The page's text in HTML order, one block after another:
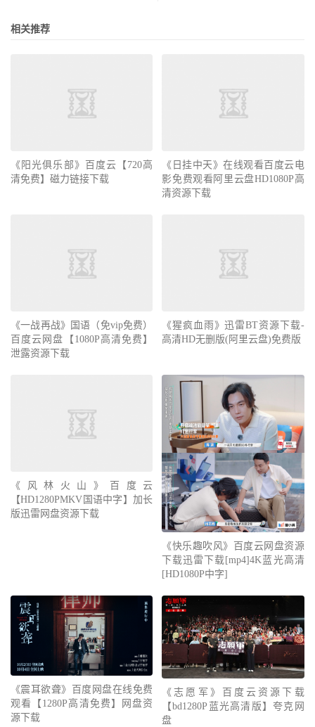
相关推荐
《阳光俱乐部》百度云【720高
清免费】磁力链接下载
《日挂中天》在线观看百度云电
影免费观看阿里云盘HD1080P高
清资源下载
《一战再战》国语（免vip免费）
百度云网盘【1080P高清免费】
泄露资源下载
《猩疯血雨》迅雷BT资源下载-
高清HD无删版(阿里云盘)免费版
《风林火山》百度云
【HD1280PMKV国语中字】加长
版迅雷网盘资源下载
《快乐趣吹风》百度云网盘资源
下载迅雷下载[mp4]4K蓝光高清
[HD1080P中字]
《震耳欲聋》百度网盘在线免费
观看【1280P高清免费】网盘资
源下载
《志愿军》百度云资源下载
【bd1280P蓝光高清版】夸克网
盘